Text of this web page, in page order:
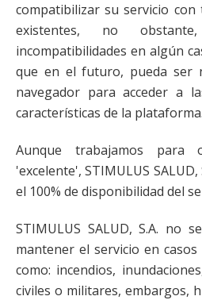
compatibilizar su servicio con
existentes, no
incompatibilidades en algún
que en el futuro, pueda ser
navegador para acceder a
características de la plataforma.
Aunque trabajamos para
'excelente', STIMULUS
el 100% de disponibilidad del
STIMULUS SALUD, S.A. no
mantener el servicio en
como: incendios,
civiles o militares, embargos,